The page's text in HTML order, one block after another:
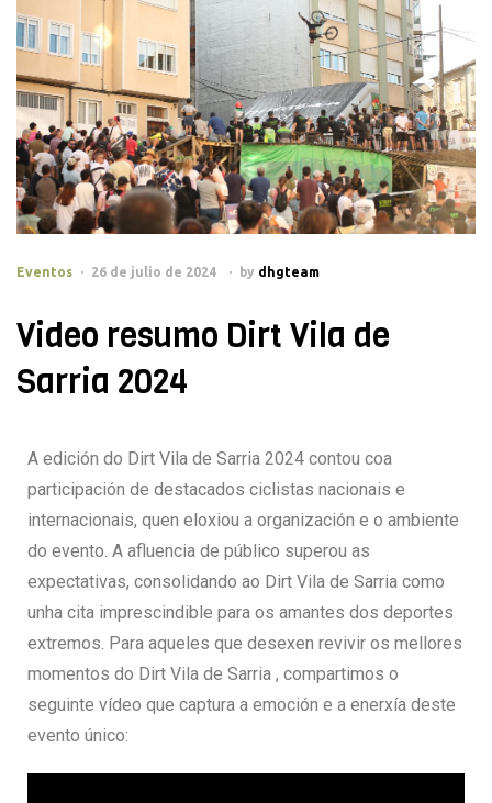
Eventos 26 de julio de 2024 by dhgteam
Video resumo Dirt Vila de
Sarria 2024
A edición do Dirt Vila de Sarria 2024 contou coa
participación de destacados ciclistas nacionais e
internacionais, quen eloxiou a organización e o ambiente
do evento. A afluencia de público superou as
expectativas, consolidando ao Dirt Vila de Sarria como
unha cita imprescindible para os amantes dos deportes
extremos. Para aqueles que desexen revivir os mellores
momentos do Dirt Vila de Sarria , compartimos o
seguinte vídeo que captura a emoción e a enerxía deste
evento único: